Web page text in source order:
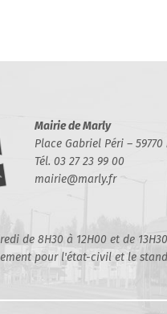
Mairie de Marly
Place Gabriel Péri –
Tél. 03 27 23 99 00
mairie@marly.fr
de 8H30 à 12H00 et de
pour l'état-civil et le